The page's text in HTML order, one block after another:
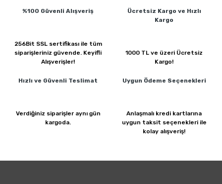
%100 Güvenli Alışveriş
256Bit SSL sertifikası ile tüm
siparişleriniz güvende. Keyifli
Alışverişler!
Ücretsiz Kargo ve Hızlı
Kargo
1000 TL ve üzeri Ücretsiz
Kargo!
Hızlı ve Güvenli Teslimat
Verdiğiniz siparişler aynı gün
kargoda.
Uygun Ödeme Seçenekleri
Anlaşmalı kredi kartlarına
uygun taksit seçenekleri ile
kolay alışveriş!